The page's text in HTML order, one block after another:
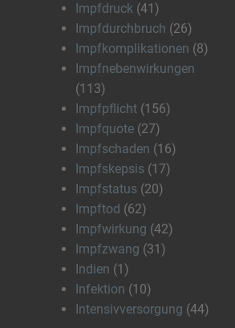
Impfdruck (41)
Impfdurchbruch (26)
Impfkomplikationen (8)
Impfnebenwirkungen
(113)
Impfpflicht (156)
Impfquote (27)
Impfschaden (16)
Impfskepsis (17)
Impfstatus (20)
Impftod (62)
Impfwirkung (42)
Impfzwang (31)
Indien (1)
Infektion (10)
Intensivversorgung (44)